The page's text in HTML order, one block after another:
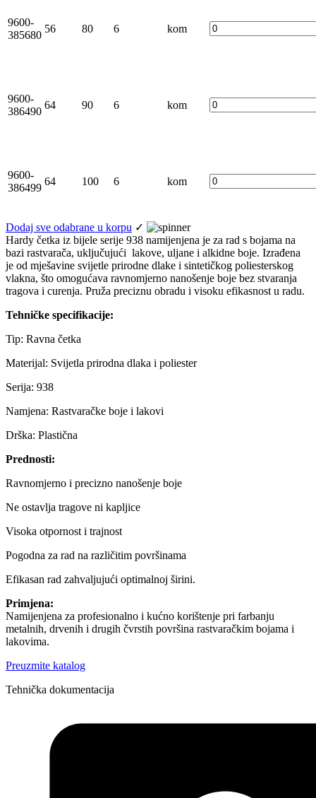
9600-
385680
56 80 6 kom
9600-
386490
64 90 6 kom
9600-
386499
64 100 6 kom
Dodaj sve odabrane u korpu ✓
Hardy četka iz bijele serije 938 namijenjena je za rad s bojama na
bazi rastvarača, uključujući lakove, uljane i alkidne boje. Izrađena
je od mješavine svijetle prirodne dlake i sintetičkog poliesterskog
vlakna, što omogućava ravnomjerno nanošenje boje bez stvaranja
tragova i curenja. Pruža preciznu obradu i visoku efikasnost u radu.
Tehničke specifikacije:
Tip: Ravna četka
Materijal: Svijetla prirodna dlaka i poliester
Serija: 938
Namjena: Rastvaračke boje i lakovi
Drška: Plastična
Prednosti:
Ravnomjerno i precizno nanošenje boje
Ne ostavlja tragove ni kapljice
Visoka otpornost i trajnost
Pogodna za rad na različitim površinama
Efikasan rad zahvaljujući optimalnoj širini.
Primjena:
Namijenjena za profesionalno i kućno korištenje pri farbanju
metalnih, drvenih i drugih čvrstih površina rastvaračkim bojama i
lakovima.
Preuzmite katalog
Tehnička dokumentacija